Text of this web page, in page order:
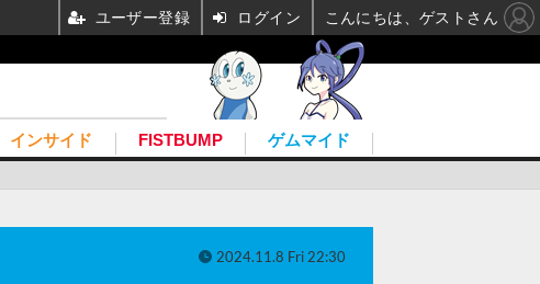
インサイド FISTBUMP ゲムマイド
2024.11.8 Fri 22:30
ユーザー登録 ログイン こんにちは、ゲストさん